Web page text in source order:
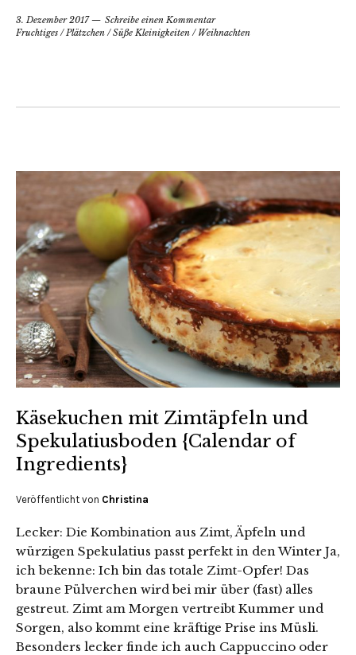
3. Dezember 2017
Schreibe einen Kommentar
Fruchtiges /Plätzchen /Süße Kleinigkeiten / Weihnachten
Käsekuchen mit Zimtäpfeln und
Spekulatiusboden {Calendar of
Ingredients}
Veröffentlicht von Christina
Lecker: Die Kombination aus Zimt, Äpfeln und
würzigen Spekulatius passt perfekt in den Winter Ja,
ich bekenne: Ich bin das totale Zimt-Opfer! Das
braune Pülverchen wird bei mir über (fast) alles
gestreut. Zimt am Morgen vertreibt Kummer und
Sorgen, also kommt eine kräftige Prise ins Müsli.
Besonders lecker finde ich auch Cappuccino oder